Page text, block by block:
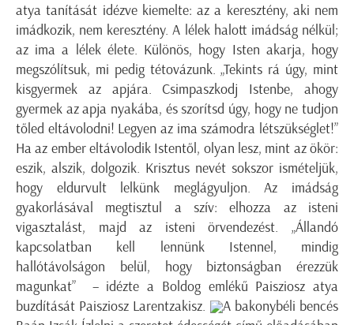
atya tanítását idézve kiemelte: az a keresztény, aki nem
imádkozik, nem keresztény. A lélek halott imádság nélkül;
az ima a lélek élete. Különös, hogy Isten akarja, hogy
megszólítsuk, mi pedig tétovázunk. „Tekints rá úgy, mint
kisgyermek az apjára. Csimpaszkodj Istenbe, ahogy
gyermek az apja nyakába, és szorítsd úgy, hogy ne tudjon
tőled eltávolodni! Legyen az ima számodra létszükséglet!”
Ha az ember eltávolodik Istentől, olyan lesz, mint az ökör:
eszik, alszik, dolgozik. Krisztus nevét sokszor ismételjük,
hogy eldurvult lelkünk meglágyuljon. Az imádság
gyakorlásával megtisztul a szív: elhozza az isteni
vigasztalást, majd az isteni örvendezést. „Állandó
kapcsolatban kell lennünk Istennel, mindig
hallótávolságon belül, hogy biztonságban érezzük
magunkat” – idézte a Boldog emlékű Paisziosz atya
buzdítását Paisziosz Larentzakisz.
A bakonybéli bencés